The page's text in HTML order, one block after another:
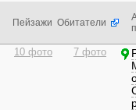
Пейзажи Обитатели
10 фото 7 фото